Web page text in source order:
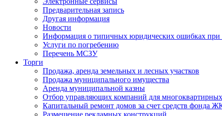
Предварительная запись
Другая информация
Новости
Информация о типичных юридических ошибках при
Услуги по погребению
Перечень МСЗУ
Торги
Продажа, аренда земельных и лесных участков
Продажа муниципального имущества
Аренда муниципальной казны
Отбор управляющих компаний для
Капитальный ремонт домов за счет средств фонда
Размещение рекламных конструкций